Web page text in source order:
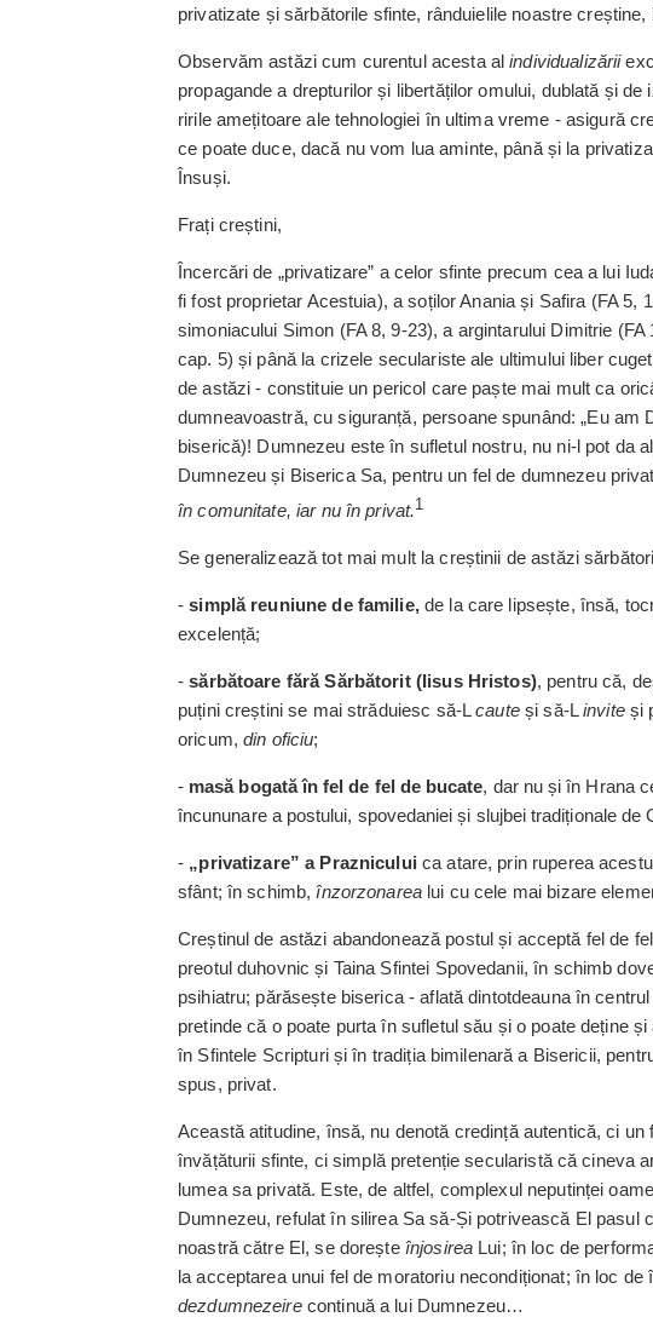
privatizate și sărbătorile ­sfinte, rânduielile noastre
Observăm astăzi cum curentul acesta alindividualizării
propagande a drepturilor și libertăților omului, dublată și
riri­le amețitoare ale tehnologiei în ultima vreme - asigură
ce poate duce, dacă nu vom lua aminte, până și la
Însuși.
Frați creștini,
Încercări de „privatizare” a celor sfinte precum cea a lui
fi fost proprietar Acestuia), a soților Anania și Safira (FA 5,
simoniacului Simon (FA 8, ­9-23), a argintarului Dimitrie
cap. 5) și până la crizele seculariste ale ultimului liber
de astăzi - constituie un pericol care paște mai mult ca
dumneavoastră, cu sigu­ranță, persoane spunând: „Eu
bise­rică)! Dumnezeu este în sufletul nostru, nu ni-l pot da
Dumnezeu și Biseri­ca Sa, pentru un fel de dumnezeu
în comunitate, iar nu în privat.1
Se generalizează tot mai mult la creștinii de astăzi
-simplă reuniune de familie,de la care lipsește, însă,
excelență;
-sărbătoare fără Sărbă­torit (Iisus Hristos), pentru că,
puțini creștini se mai străduiesc să-Lcauteși să-Linviteși
oricum,din oficiu;
- masă bogată în fel de fel de bucate, dar nu și în Hrana
încununare a postului, spovedaniei și slujbei tradiționale de
- „privatizare” a Prazni­cului ca atare, prin ruperea
sfânt; în schimb,înzorzonarea lui cu cele mai bizare
Creștinul de astăzi abando­nează postul și acceptă fel de
preotul duhovnic și Taina Sfintei Spove­danii, în schimb
psihiatru; părăsește biserica - aflată dintotdeauna în centrul
pretinde că o poate purta în sufletul său și o poate deține
în Sfintele Scripturi și în tradiția bimilenară a Bisericii,
spus, privat.
Această atitudine, însă, nu denotă credință autentică, ci
învățăturii ­sfinte, ci simplă pretenție secula­ristă că cineva
lumea sa privată. Este, de altfel, complexul neputinței
Dumnezeu, refulat în silirea Sa ­să-Și potri­vească El pasul
noastră către El, se dorește înjosirea Lui; în loc de
la acceptarea unui fel de moratoriu necon­diționat; în loc
dezdumnezeirecon­tinuă a lui Dumnezeu…